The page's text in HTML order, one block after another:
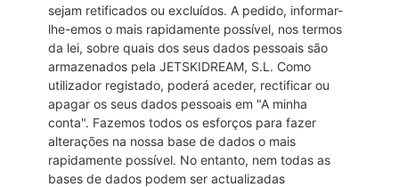
sejam retificados ou excluídos. A pedido, informar-
lhe-emos o mais rapidamente possível, nos termos
da lei, sobre quais dos seus dados pessoais são
armazenados pela JETSKIDREAM, S.L. Como
utilizador registado, poderá aceder, rectificar ou
apagar os seus dados pessoais em "A minha
conta". Fazemos todos os esforços para fazer
alterações na nossa base de dados o mais
rapidamente possível. No entanto, nem todas as
bases de dados podem ser actualizadas